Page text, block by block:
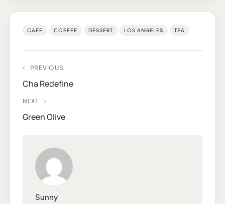
CAFE COFFEE DESSERT LOS ANGELES TEA
PREVIOUS
Cha Redefine
NEXT
Green Olive
Sunny